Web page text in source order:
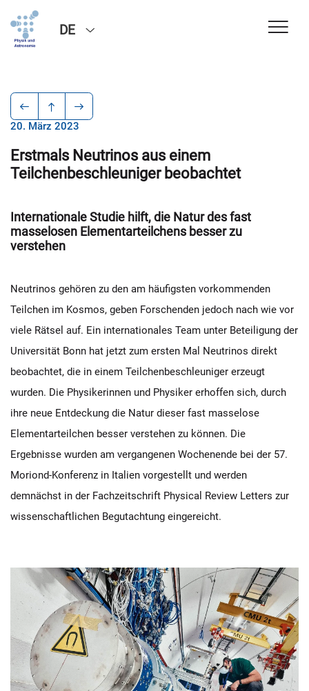
DE
20. März 2023
Erstmals Neutrinos aus einem
Teilchenbeschleuniger beobachtet
Internationale Studie hilft, die Natur des fast
masselosen Elementarteilchens besser zu
verstehen
Neutrinos gehören zu den am häufigsten vorkommenden
Teilchen im Kosmos, geben Forschenden jedoch nach wie vor
viele Rätsel auf. Ein internationales Team unter Beteiligung der
Universität Bonn hat jetzt zum ersten Mal Neutrinos direkt
beobachtet, die in einem Teilchenbeschleuniger erzeugt
wurden. Die Physikerinnen und Physiker erhoffen sich, durch
ihre neue Entdeckung die Natur dieser fast masselose
Elementarteilchen besser verstehen zu können. Die
Ergebnisse wurden am vergangenen Wochenende bei der 57.
Moriond-Konferenz in Italien vorgestellt und werden
demnächst in der Fachzeitschrift Physical Review Letters zur
wissenschaftlichen Begutachtung eingereicht.